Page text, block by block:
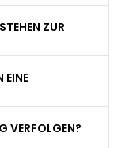
ZUR
EINE
VERFOLGEN?